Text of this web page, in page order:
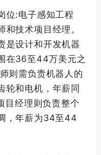
位:电子感知工程
技术项目经理。
是设计和开发机器
在36至44万美元之
则需负责机器人的
轮和电机，年薪同
经理则负责整个
，年薪为34至44